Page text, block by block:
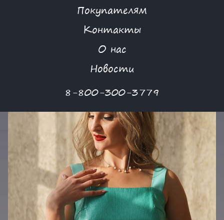
Покупателям
Контакты
О нас
Новости
8-800-300-3779